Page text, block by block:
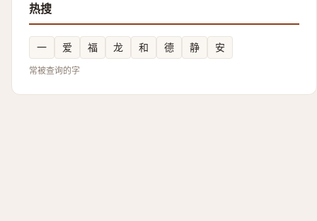
热搜
一 爱 福 龙 和 德 静 安
常被查询的字